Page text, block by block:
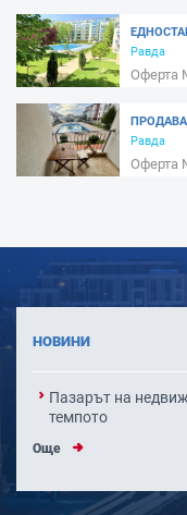
ЛИНИЯ В
Равда
Оферта
РАВДА –
Равда
Оферта
НОВИНИ
Пазарът на
темпото
Още